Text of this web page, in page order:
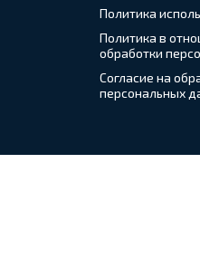
Политика
Политика в
обработки
Согласие на
персональных